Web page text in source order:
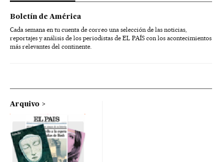
Boletín de América
Cada semana en tu cuenta de correo una selección de las noticias,
reportajes y análisis de los periodistas de EL PAÍS con los acontecimientos
más relevantes del continente.
Arquivo